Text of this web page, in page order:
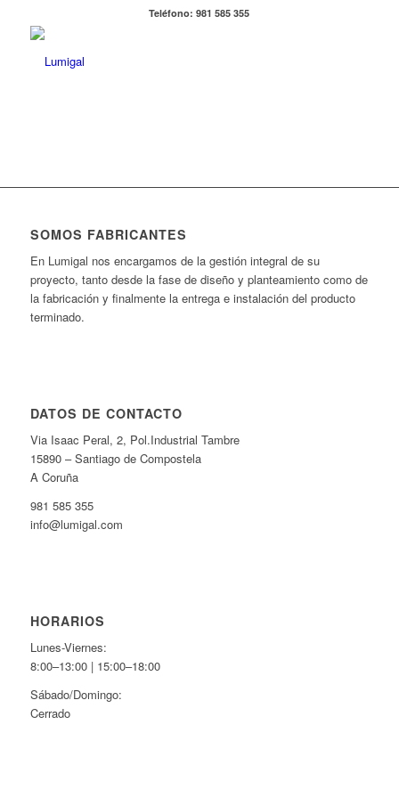
Teléfono: 981 585 355
SOMOS FABRICANTES
En Lumigal nos encargamos de la gestión integral de su
proyecto, tanto desde la fase de diseño y planteamiento como de
la fabricación y finalmente la entrega e instalación del producto
terminado.
DATOS DE CONTACTO
Via Isaac Peral, 2, Pol.Industrial Tambre
15890 – Santiago de Compostela
A Coruña
981 585 355
info@lumigal.com
HORARIOS
Lunes-Viernes:
8:00–13:00 | 15:00–18:00
Sábado/Domingo:
Cerrado